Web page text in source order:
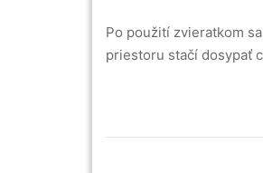
Po použití zvieratkom
priestoru stačí dosypať